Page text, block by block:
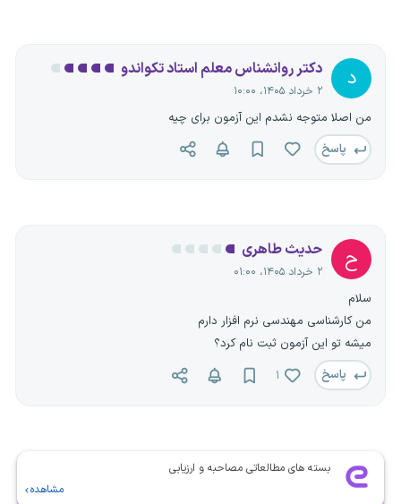
د دکتر روانشناس معلم استاد تکواندو
۲ خرداد ۱۴۰۵، ۱۰:۰۰
من اصلا متوجه نشدم این آزمون برای چیه
پاسخ
ح حدیث طاهری
۲ خرداد ۱۴۰۵، ۰۱:۰۰
سلام
من کارشناسی مهندسی نرم افزار دارم
میشه تو این آزمون ثبت نام کرد؟
پاسخ
۱
بسته های مطالعاتی مصاحبه و ارزیابی
مشاهده